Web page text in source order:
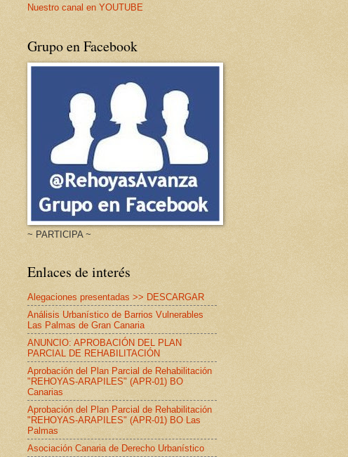
Nuestro canal en YOUTUBE
Grupo en Facebook
~ PARTICIPA ~
Enlaces de interés
Alegaciones presentadas >> DESCARGAR
Análisis Urbanístico de Barrios Vulnerables
Las Palmas de Gran Canaria
ANUNCIO: APROBACIÓN DEL PLAN
PARCIAL DE REHABILITACIÓN
Aprobación del Plan Parcial de Rehabilitación
"REHOYAS-ARAPILES" (APR-01) BO
Canarias
Aprobación del Plan Parcial de Rehabilitación
"REHOYAS-ARAPILES" (APR-01) BO Las
Palmas
Asociación Canaria de Derecho Urbanístico